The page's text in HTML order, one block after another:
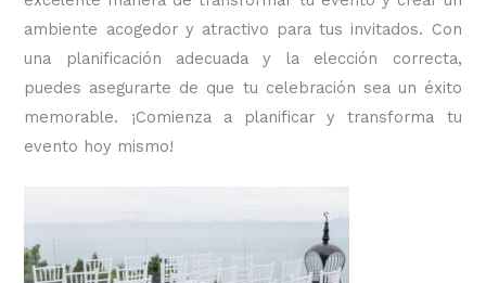
ambiente acogedor y atractivo para tus invitados. Con
una planificación adecuada y la elección correcta,
puedes asegurarte de que tu celebración sea un éxito
memorable. ¡Comienza a planificar y transforma tu
evento hoy mismo!